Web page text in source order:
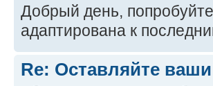
Добрый день,
адаптирована к
Re: Оставляйте